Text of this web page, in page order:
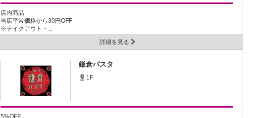
店内商品
当店平常価格から30円OFF
※テイクアウト・...
詳細を見る
鎌倉パスタ
1F